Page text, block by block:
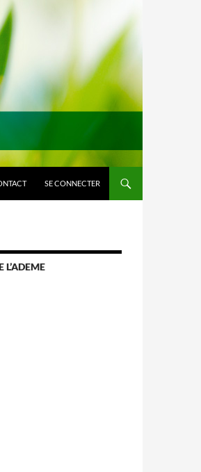
SE CONNECTER
L’ADEME